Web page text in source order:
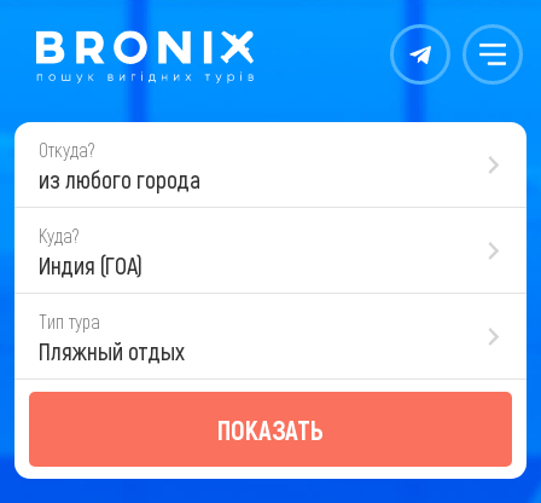
Контакты Меню
Откуда?
из любого города
Куда?
Индия (ГОА)
Тип тура
Пляжный отдых
ПОКАЗАТЬ